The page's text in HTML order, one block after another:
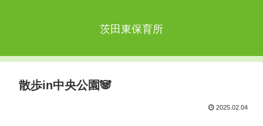
茨田東保育所
散歩in中央公園🐼
2025.02.04